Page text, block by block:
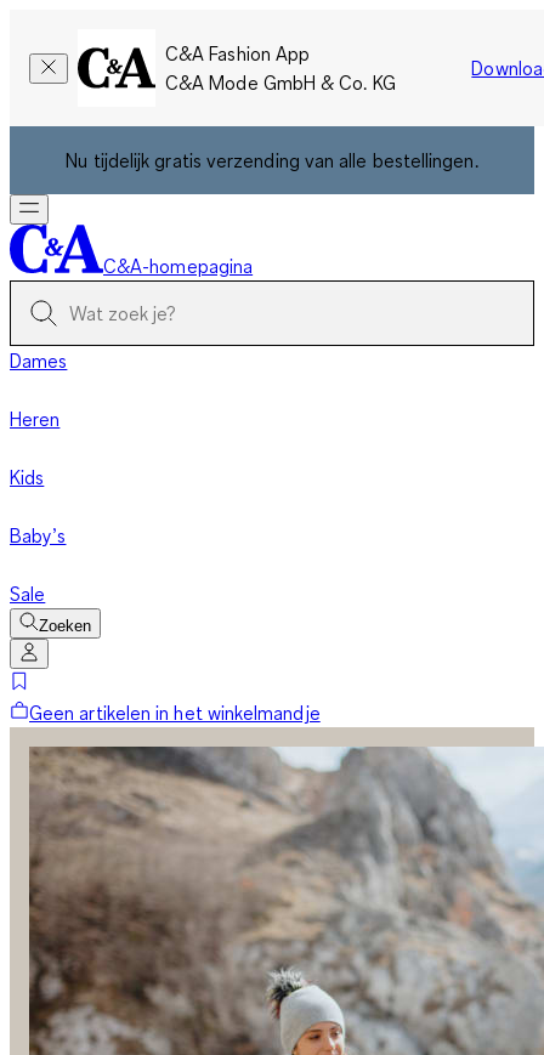
C&A Fashion App
C&A Mode GmbH & Co. KG
Nu tijdelijk gratis verzending van alle bestellingen.
C&A-homepagina
Dames
Heren
Kids
Baby’s
Sale
Zoeken
Geen artikelen in het winkelmandje